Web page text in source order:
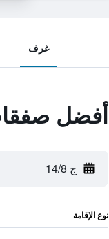
غرف
أفضل
ج 14/8
نوع الإقامة